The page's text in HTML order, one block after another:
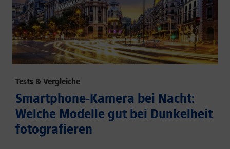
Tests & Vergleiche
Smartphone-Kamera bei Nacht:
Welche Modelle gut bei Dunkelheit
fotografieren